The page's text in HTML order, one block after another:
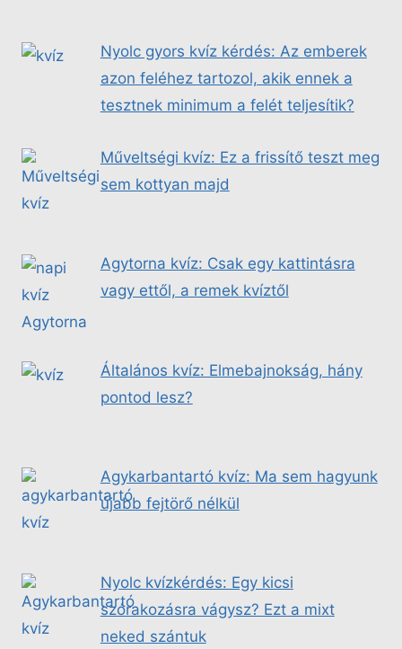
Nyolc gyors kvíz kérdés: Az emberek
azon feléhez tartozol, akik ennek a
tesztnek minimum a felét teljesítik?
Műveltségi kvíz: Ez a frissítő teszt meg
sem kottyan majd
Agytorna kvíz: Csak egy kattintásra
vagy ettől, a remek kvíztől
Általános kvíz: Elmebajnokság, hány
pontod lesz?
Agykarbantartó kvíz: Ma sem hagyunk
újabb fejtörő nélkül
Nyolc kvízkérdés: Egy kicsi
szórakozásra vágysz? Ezt a mixt
neked szántuk